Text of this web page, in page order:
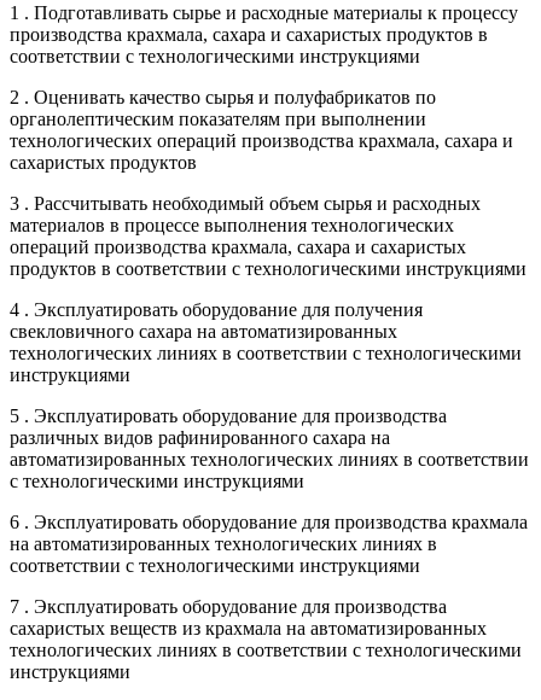
1 . Подготавливать сырье и расходные материалы к процессу
производства крахмала, сахара и сахаристых продуктов в
соответствии с технологическими инструкциями
2 . Оценивать качество сырья и полуфабрикатов по
органолептическим показателям при выполнении
технологических операций производства крахмала, сахара и
сахаристых продуктов
3 . Рассчитывать необходимый объем сырья и расходных
материалов в процессе выполнения технологических
операций производства крахмала, сахара и сахаристых
продуктов в соответствии с технологическими инструкциями
4 . Эксплуатировать оборудование для получения
свекловичного сахара на автоматизированных
технологических линиях в соответствии с технологическими
инструкциями
5 . Эксплуатировать оборудование для производства
различных видов рафинированного сахара на
автоматизированных технологических линиях в соответствии
с технологическими инструкциями
6 . Эксплуатировать оборудование для производства крахмала
на автоматизированных технологических линиях в
соответствии с технологическими инструкциями
7 . Эксплуатировать оборудование для производства
сахаристых веществ из крахмала на автоматизированных
технологических линиях в соответствии с технологическими
инструкциями